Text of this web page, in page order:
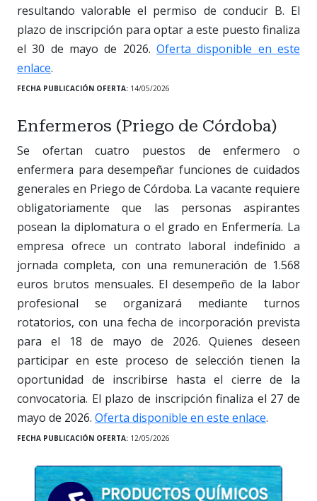
resultando valorable el permiso de conducir B. El
plazo de inscripción para optar a este puesto finaliza
el 30 de mayo de 2026. Oferta disponible en este
enlace.
FECHA PUBLICACIÓN OFERTA: 14/05/2026
Enfermeros (Priego de Córdoba)
Se ofertan cuatro puestos de enfermero o
enfermera para desempeñar funciones de cuidados
generales en Priego de Córdoba. La vacante requiere
obligatoriamente que las personas aspirantes
posean la diplomatura o el grado en Enfermería. La
empresa ofrece un contrato laboral indefinido a
jornada completa, con una remuneración de 1.568
euros brutos mensuales. El desempeño de la labor
profesional se organizará mediante turnos
rotatorios, con una fecha de incorporación prevista
para el 18 de mayo de 2026. Quienes deseen
participar en este proceso de selección tienen la
oportunidad de inscribirse hasta el cierre de la
convocatoria. El plazo de inscripción finaliza el 27 de
mayo de 2026. Oferta disponible en este enlace.
FECHA PUBLICACIÓN OFERTA: 12/05/2026